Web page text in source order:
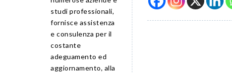
studi professionali,
fornisce assistenza
e consulenza per il
costante
adeguamento ed
aggiornamento, alla